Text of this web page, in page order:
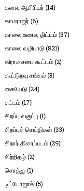
கனவு ஆசிரியர் (14)
காமராஜர் (6)
காலை உணவு திட்டம்(37)
காலை வழிபாடு(821)
கிராம சபை கூட்டம்(2)
கூட்டுறவு சங்கம்(3)
கையேடு(24)
சட்டம்(17)
சிறப்பு வகுப்பு (1)
சிறப்புச் செய்திகள்(33)
சிறார் திரைப்படம்(29)
சிற்றிதழ் (2)
சொத்து(1)
டிட்டோஜாக்(5)